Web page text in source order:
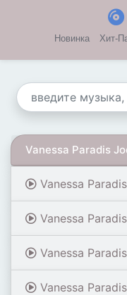
Новинка Хит-
Vanessa Paradis
Vanessa Paradis -
Vanessa
Vanessa
Vanessa